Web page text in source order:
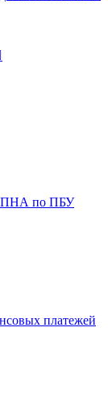
ПНА по ПБУ
платежей